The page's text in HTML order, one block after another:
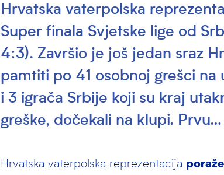
Hrvatska vaterpolska
Super finala Svjetske lige od
4:3). Završio je još jedan sraz
pamtiti po 41 osobnoj grešci na
i 3 igrača Srbije koji su kraj
greške, dočekali na klupi. Prvu…
Hrvatska vaterpolska reprezentacija